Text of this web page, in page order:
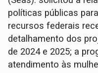
políticas públicas
recursos federais
detalhamento dos
de 2024 e 2025; a
atendimento às